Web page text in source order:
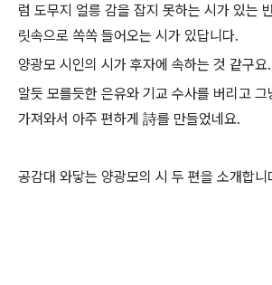
럼 도무지 얼릉 감을 잡지 못하는 시가 있는
릿속으로 쏙쏙 들어오는 시가 있답니다.
양광모 시인의 시가 후자에 속하는 것 같구요.
알듯 모를듯한 은유와 기교 수사를 버리고
가져와서 아주 편하게 詩를 만들었네요.
공감대 와닿는 양광모의 시 두 편을 소개합니